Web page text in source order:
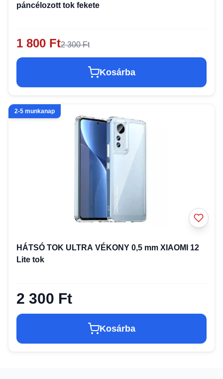
páncélozott tok fekete
1 800 Ft2 300 Ft
Kosárba
2-5 munkanap
HÁTSÓ TOK ULTRA VÉKONY 0,5 mm XIAOMI 12
Lite tok
2 300 Ft
Kosárba